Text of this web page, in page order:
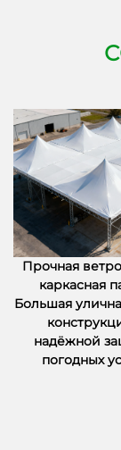
Прочная
каркасная
Большая
надёжной
погодных